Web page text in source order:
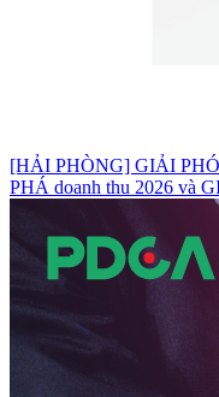
[HẢI PHÒNG] GIẢI
PHÁ doanh thu 2026 và